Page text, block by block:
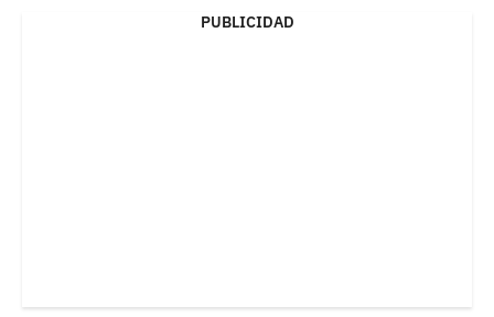
PUBLICIDAD